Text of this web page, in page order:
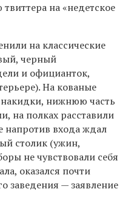
на «недетское
на классические
черный
и официанток,
На кованые
накидки, нижнюю часть
на полках расставили
напротив входа ждал
столик (ужин,
не чувствовали себя
оказался почти
заведения — заявление